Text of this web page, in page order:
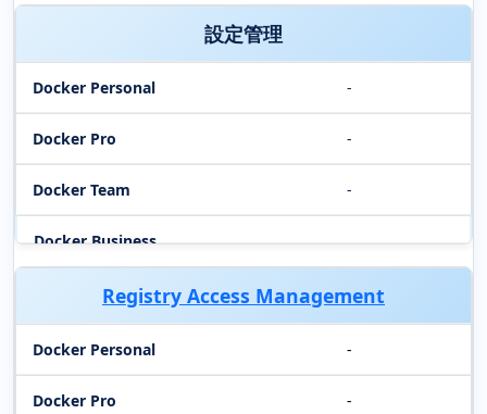
設定管理
-
-
-
Registry Access Management
-
-